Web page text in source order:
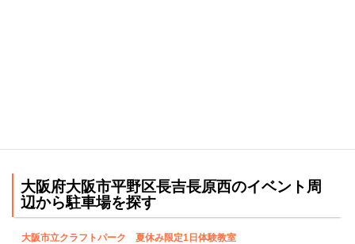
大阪府大阪市平野区長吉長原西のイベント周
辺から駐車場を探す
大阪市立クラフトパーク 夏休み限定1日体験教室